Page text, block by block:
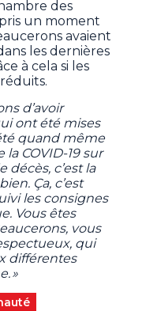
des
un moment
avaient
les dernières
à cela si les
d’avoir
ont été mises
quand même
COVID-19 sur
décès, c’est la
Ça, c’est
les consignes
Vous êtes
vous
qui
différentes
»